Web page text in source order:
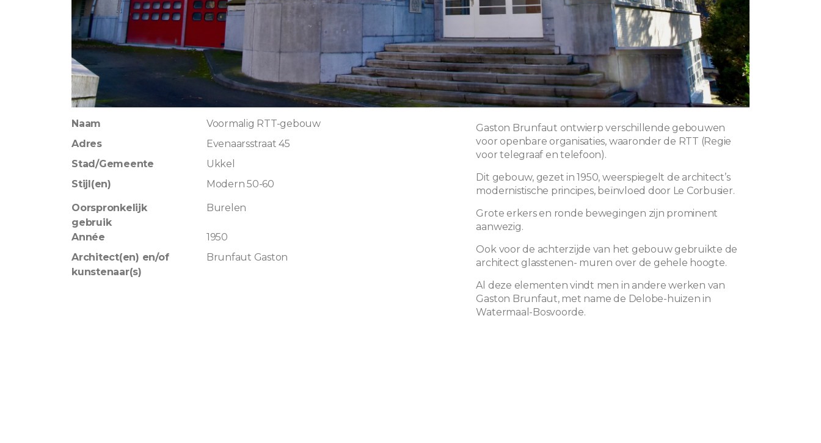
Naam
Voormalig RTT-gebouw
Adres
Evenaarsstraat 45
Stad/Gemeente
Ukkel
Stijl(en)
Modern 50-60
Oorspronkelijk
gebruik
Burelen
Année
1950
Architect(en) en/of
kunstenaar(s)
Brunfaut Gaston
Gaston Brunfaut ontwierp verschillende gebouwen
voor openbare organisaties, waaronder de RTT (Regie
voor telegraaf en telefoon).
Dit gebouw, gezet in 1950, weerspiegelt de architect’s
modernistische principes, beïnvloed door Le Corbusier.
Grote erkers en ronde bewegingen zijn prominent
aanwezig.
Ook voor de achterzijde van het gebouw gebruikte de
architect glasstenen- muren over de gehele hoogte.
Al deze elementen vindt men in andere werken van
Gaston Brunfaut, met name de Delobe-huizen in
Watermaal-Bosvoorde.